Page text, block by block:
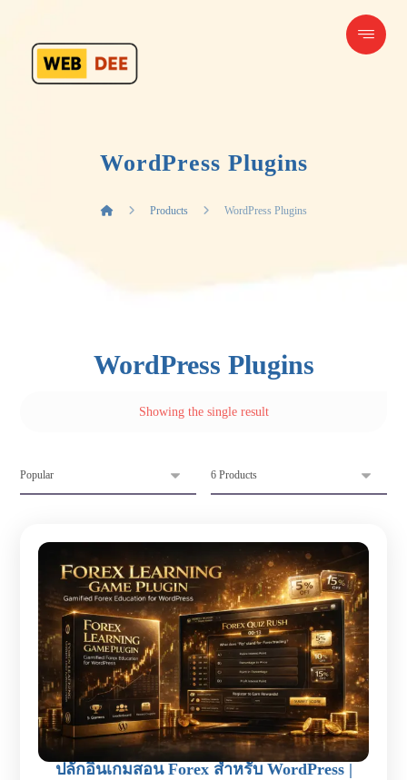
WordPress Plugins
Products WordPress Plugins
WordPress Plugins
Showing the single result
ปลั๊กอินเกมสอน Forex สำหรับ WordPress |